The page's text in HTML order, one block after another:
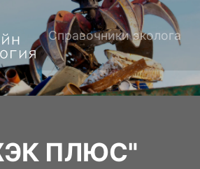
Справочники эколога
ПЛЮС"